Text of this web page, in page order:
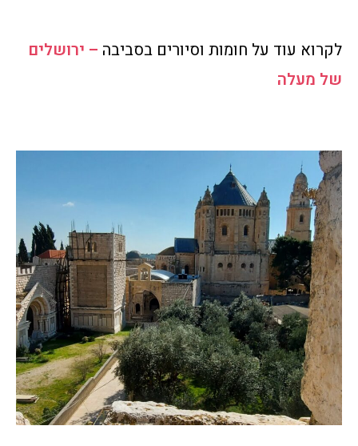
לקרוא עוד על חומות וסיורים בסביבה – ירושלים
של מעלה